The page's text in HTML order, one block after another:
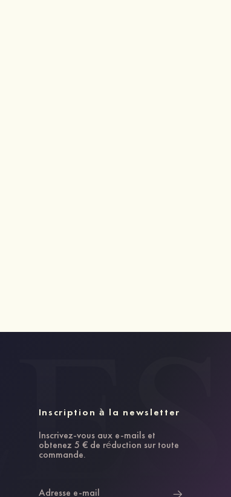
Inscription à la newsletter
Inscrivez-vous aux e-mails et
obtenez 5 € de réduction sur toute
commande.
Adresse e-mail